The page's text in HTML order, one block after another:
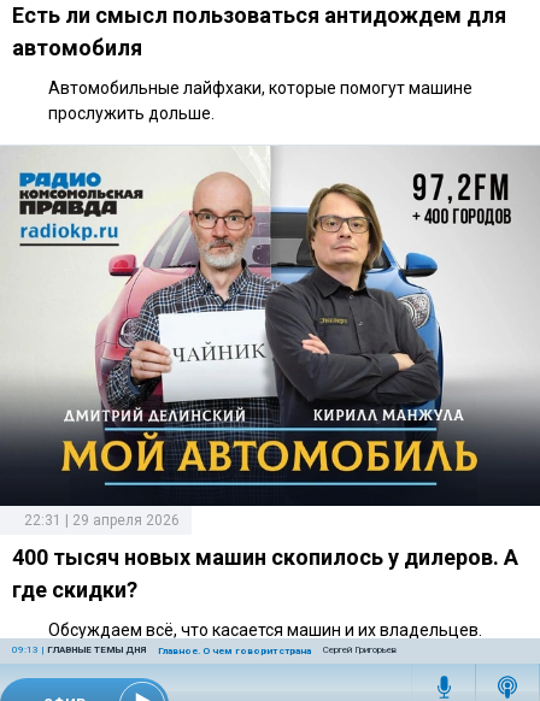
09:13 | ГЛАВНЫЕ ТЕМЫ ДНЯ Главное. О чем говорит страна Сергей Григорьев
Есть ли смысл пользоваться антидождем для
автомобиля
Автомобильные лайфхаки, которые помогут машине
прослужить дольше.
22:31 | 29 апреля 2026
400 тысяч новых машин скопилось у дилеров. А
где скидки?
Обсуждаем всё, что касается машин и их владельцев.